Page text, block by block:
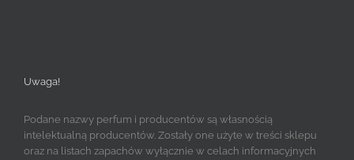
Uwaga!
Podane nazwy perfum i producentów są własnością
intelektualną producentów. Zostały one użyte w treści sklepu
oraz na listach zapachów wyłącznie w celach informacyjnych